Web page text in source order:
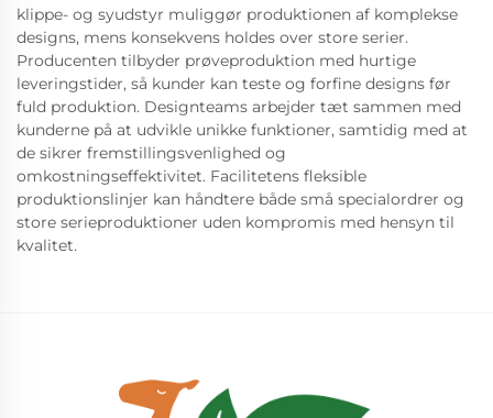
klippe- og syudstyr muliggør produktionen af komplekse
designs, mens konsekvens holdes over store serier.
Producenten tilbyder prøveproduktion med hurtige
leveringstider, så kunder kan teste og forfine designs før
fuld produktion. Designteams arbejder tæt sammen med
kunderne på at udvikle unikke funktioner, samtidig med at
de sikrer fremstillingsvenlighed og
omkostningseffektivitet. Facilitetens fleksible
produktionslinjer kan håndtere både små specialordrer og
store serieproduktioner uden kompromis med hensyn til
kvalitet.